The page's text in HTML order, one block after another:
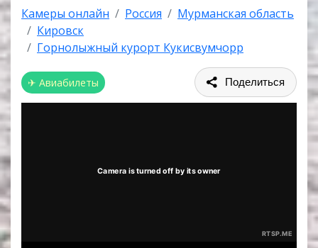
Камеры онлайн Россия
Мурманская область
Кировск
Горнолыжный курорт Кукисвумчорр
✈ Авиабилеты Поделиться